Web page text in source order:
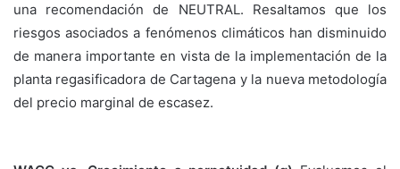
una recomendación de NEUTRAL. Resaltamos que los
riesgos asociados a fenómenos climáticos han disminuido
de manera importante en vista de la implementación de la
planta regasificadora de Cartagena y la nueva metodología
del precio marginal de escasez.